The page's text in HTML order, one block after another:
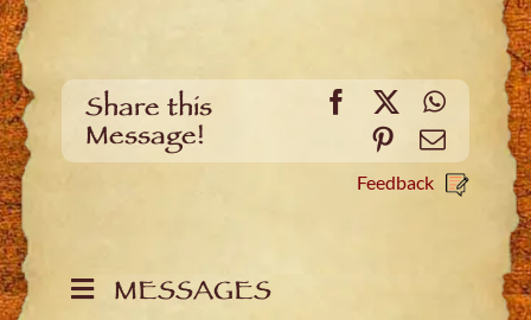
Share this
Message!
Facebook
X
Pinterest
Email
Feedback
MESSAGES